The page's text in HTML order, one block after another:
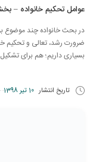
عوامل تحکیم خانواده –
در بحث خانواده چند موضوع
ضرورت رشد، تعالی و تحکیم
بسیاری داریم؛ هم برای
تاریخ انتشار 10 تیر 1398